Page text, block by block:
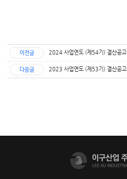
이전글 2024 사업연도 (제54기) 결산공고
다음글 2023 사업연도 (제53기) 결산공고